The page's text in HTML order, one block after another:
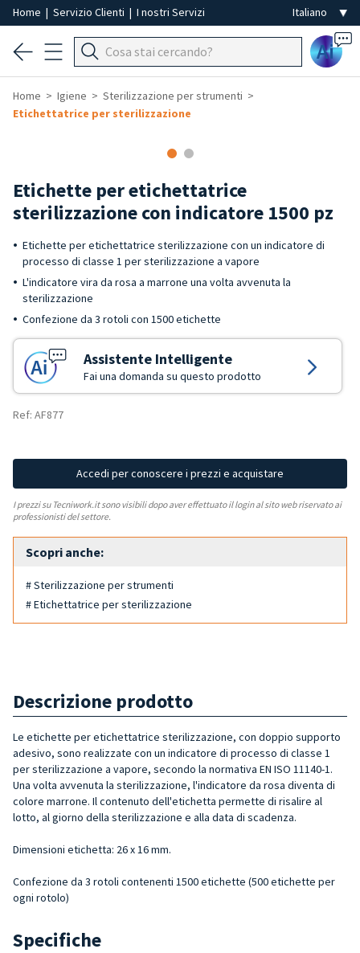
Home | Servizio Clienti | I nostri Servizi
Ai
Home Igiene
Sterilizzazione per strumenti
Etichettatrice per sterilizzazione
Etichette per etichettatrice
sterilizzazione con indicatore 1500 pz
Etichette per etichettatrice sterilizzazione con un indicatore di
processo di classe 1 per sterilizzazione a vapore
L'indicatore vira da rosa a marrone una volta avvenuta la
sterilizzazione
Confezione da 3 rotoli con 1500 etichette
Assistente Intelligente
Fai una domanda su questo prodotto
Ref: AF877
Accedi per conoscere i prezzi e acquistare
I prezzi su Tecniwork.it sono visibili dopo aver effettuato il login al sito web riservato ai
professionisti del settore.
Scopri anche:
# Sterilizzazione per strumenti
# Etichettatrice per sterilizzazione
Descrizione prodotto
Le etichette per etichettatrice sterilizzazione, con doppio supporto
adesivo, sono realizzate con un indicatore di processo di classe 1
per sterilizzazione a vapore, secondo la normativa EN ISO 11140-1.
Una volta avvenuta la sterilizzazione, l'indicatore da rosa diventa di
colore marrone. Il contenuto dell'etichetta permette di risalire al
lotto, al giorno della sterilizzazione e alla data di scadenza.
Dimensioni etichetta: 26 x 16 mm.
Confezione da 3 rotoli contenenti 1500 etichette (500 etichette per
ogni rotolo)
Specifiche